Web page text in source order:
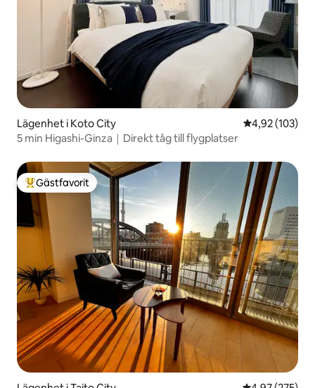
Lägenhet i Koto City 4,92 av 5 i
4,92 (103)
5 min Higashi-Ginza｜Direkt tåg till flygplatser
Populär gästfavorit
Gästfavorit